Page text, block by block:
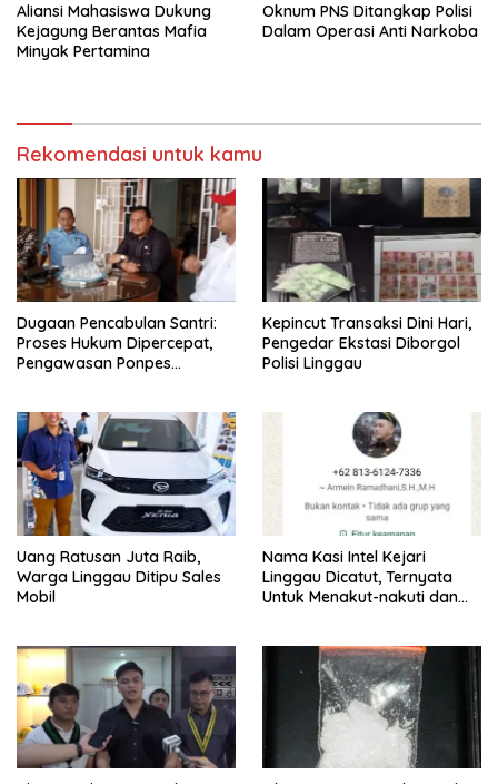
‎Aliansi Mahasiswa Dukung
Kejagung Berantas Mafia
Minyak Pertamina
Oknum PNS Ditangkap Polisi
Dalam Operasi Anti Narkoba
Rekomendasi untuk kamu
Dugaan Pencabulan Santri:
Proses Hukum Dipercepat,
Pengawasan Ponpes
Kepincut Transaksi Dini Hari,
Pengedar Ekstasi Diborgol
Polisi Linggau
Uang Ratusan Juta Raib,
Warga Linggau Ditipu Sales
Mobil
Nama Kasi Intel Kejari
Linggau Dicatut, Ternyata
Untuk Menakut-nakuti dan